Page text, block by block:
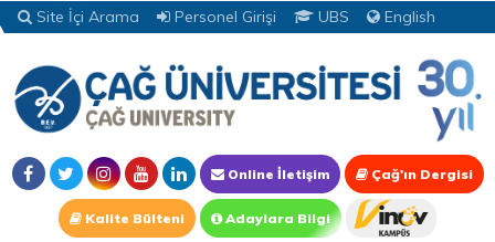
Site İçi Arama Personel Girişi UBS English
Online İletişim Çağ'ın Dergisi
Kalite Bülteni Adaylara Bilgi